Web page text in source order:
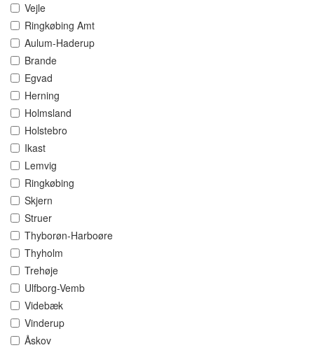
Vejle
Ringkøbing Amt
Aulum-Haderup
Brande
Egvad
Herning
Holmsland
Holstebro
Ikast
Lemvig
Ringkøbing
Skjern
Struer
Thyborøn-Harboøre
Thyholm
Trehøje
Ulfborg-Vemb
Videbæk
Vinderup
Åskov